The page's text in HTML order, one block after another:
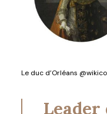
Le duc d’Orléans
Leader